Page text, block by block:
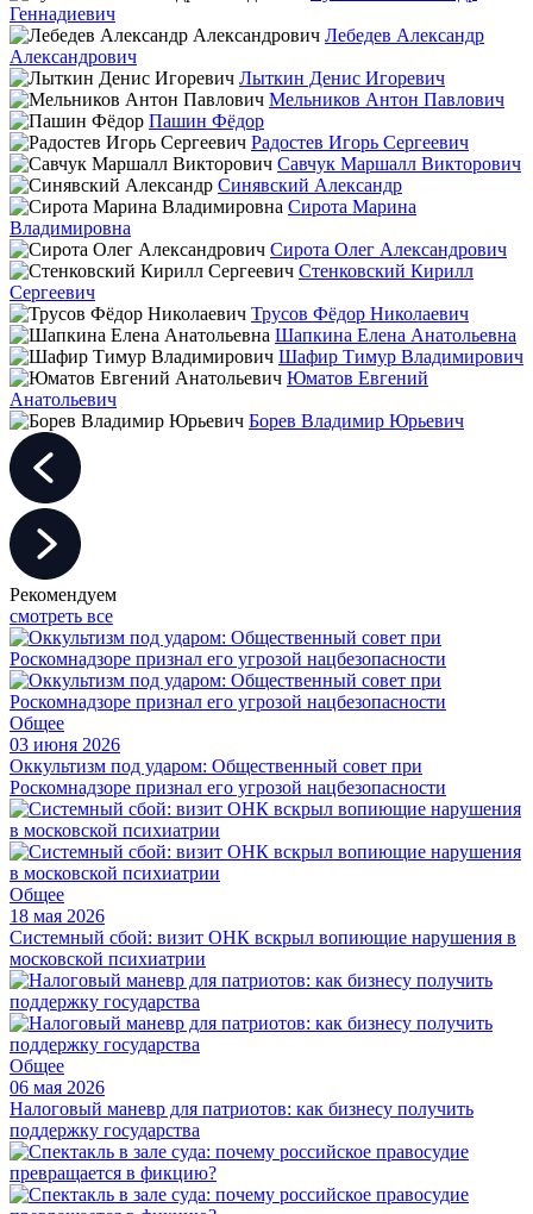
Геннадиевич
Лебедев Александр
Александрович
Лыткин Денис Игоревич
Мельников Антон Павлович
Пашин Фёдор
Радостев Игорь Сергеевич
Савчук Маршалл Викторович
Синявский Александр
Сирота Марина
Владимировна
Сирота Олег Александрович
Стенковский Кирилл
Сергеевич
Трусов Фёдор Николаевич
Шапкина Елена Анатольевна
Шафир Тимур Владимирович
Юматов Евгений
Анатольевич
Борев Владимир Юрьевич
Рекомендуем
смотреть все
Общее
03 июня 2026
Оккультизм под ударом: Общественный совет при
Роскомнадзоре признал его угрозой нацбезопасности
Общее
18 мая 2026
Системный сбой: визит ОНК вскрыл вопиющие нарушения в
московской психиатрии
Общее
06 мая 2026
Налоговый маневр для патриотов: как бизнесу получить
поддержку государства